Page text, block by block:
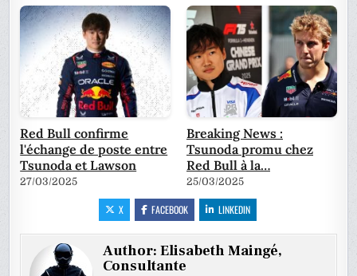
Red Bull confirme
l'échange de poste entre
Tsunoda et Lawson
27/03/2025
Breaking News :
Tsunoda promu chez
Red Bull à la…
25/03/2025
X FACEBOOK LINKEDIN
Author:Elisabeth Maingé,
Consultante